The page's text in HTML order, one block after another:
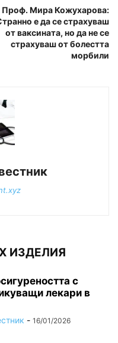
Проф. Мира Кожухарова:
е да се страхуваш
от ваксината, но да не се
страхуваш от болестта
морбили
ИЗДЕЛИЯ
с
лекари в
- 16/01/2026